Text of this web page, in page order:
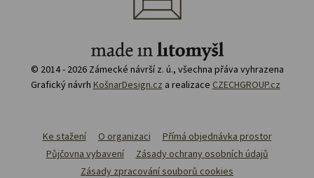
© 2014 - 2026 Zámecké návrší z. ú., všechna přáva vyhrazena
Grafický návrh KošnarDesign.cz a realizace CZECHGROUP.cz
Ke stažení O organizaci
Přímá objednávka prostor
Půjčovna vybavení
Zásady ochrany osobních údajů
Zásady zpracování souborů cookies